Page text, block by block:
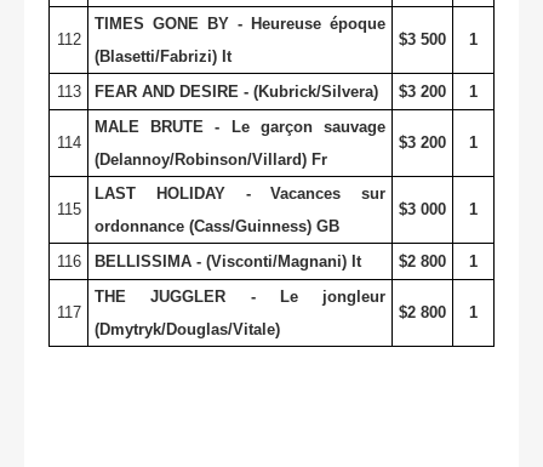
112
TIMES GONE BY - Heureuse époque
(Blasetti/Fabrizi) It
$3 500 1
113 FEAR AND DESIRE - (Kubrick/Silvera) $3 200 1
114
MALE BRUTE - Le garçon sauvage
(Delannoy/Robinson/Villard) Fr
$3 200 1
115
LAST HOLIDAY - Vacances sur
ordonnance (Cass/Guinness) GB
$3 000 1
116 BELLISSIMA - (Visconti/Magnani) It $2 800 1
117
THE JUGGLER - Le jongleur
(Dmytryk/Douglas/Vitale)
$2 800 1